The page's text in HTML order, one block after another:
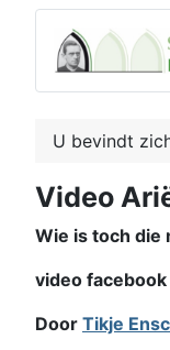
U bevindt
Video
Wie is toch die
video
Door Tikje